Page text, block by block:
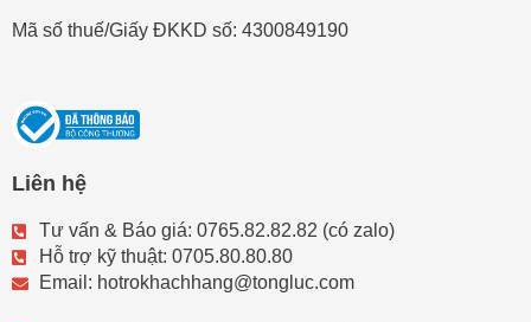
Mã số thuế/Giấy ĐKKD số: 4300849190
Liên hệ
Tư vấn & Báo giá: 0765.82.82.82 (có zalo)
Hỗ trợ kỹ thuật: 0705.80.80.80
Email: hotrokhachhang@tongluc.com